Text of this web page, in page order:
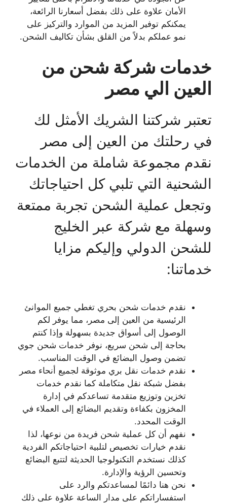
الأمان علاوة على ذلك بفضل أسعارنا الرائعة،
يمكنكم توفير المزيد من الموارد والتركيز على
نمو عملكم بدلاً من القلق بشأن تكاليف الشحن.
خدمات شركة شحن من
العين الي مصر
تعتبر شركتنا الشريك الأمثل لك
في رحلتك من العين إلى مصر
نقدم مجموعة شاملة من الخدمات
الشحنية التي تلبي كل احتياجاتك
وتجعل عملية الشحن تجربة ممتعة
وسهلة مع شركة عبر الخليج
للشحن الدولي وإليكم مزايا
خدماتنا:
نقدم خدمات شحن بحري تغطي جميع الموانئ
الرئيسية من العين إلى مصر، مما يوفر لكم
الوصول إلى أسواق جديدة بسهولة وإذا كنتم
بحاجة إلى شحن سريع، نوفر خدمات شحن جوي
تضمن وصول البضائع في الوقت المناسب.
نقدم خدمات نقل بري موثوقة لجميع أنحاء مصر
بفضل شبكة نقل متكاملة كما نقدم خدمات
تخزين وتوزيع متقدمة تساعدكم في إدارة
المخزون بكفاءة وتقديم البضائع إلى العملاء في
الوقت المحدد.
نفهم أن كل عملية شحن فريدة من نوعها، لذا
نقدم خيارات تخصيص لتلبية احتياجاتكم الفردية
كذلك نستخدم التكنولوجيا الحديثة لتتبع البضائع
وتحسين الرؤية والإدارة.
نحن هنا دائمًا لمساعدتكم والرد على
استفساراتكم على مدار الساعة علاوة على ذلك